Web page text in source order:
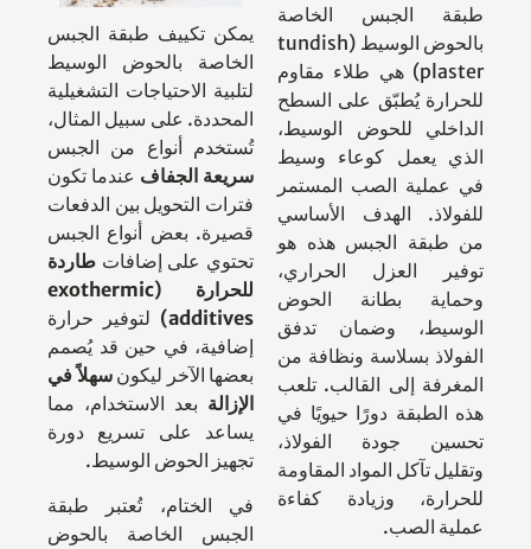
طبقة الجبس الخاصة
بالحوض الوسيط (tundish
plaster) هي طلاء مقاوم
للحرارة يُطبّق على السطح
الداخلي للحوض الوسيط،
الذي يعمل كوعاء وسيط
في عملية الصب المستمر
للفولاذ. الهدف الأساسي
من طبقة الجبس هذه هو
توفير العزل الحراري،
وحماية بطانة الحوض
الوسيط، وضمان تدفق
الفولاذ بسلاسة ونظافة من
المغرفة إلى القالب. تلعب
هذه الطبقة دورًا حيويًا في
تحسين جودة الفولاذ،
وتقليل تآكل المواد المقاومة
للحرارة، وزيادة كفاءة
عملية الصب.
يمكن تكييف طبقة الجبس
الخاصة بالحوض الوسيط
لتلبية الاحتياجات التشغيلية
المحددة. على سبيل المثال،
تُستخدم أنواع من الجبس
سريعة الجفاف عندما تكون
فترات التحويل بين الدفعات
قصيرة. بعض أنواع الجبس
تحتوي على إضافات طاردة
للحرارة (exothermic
additives)
لتوفير حرارة
إضافية، في حين قد يُصمم
بعضها الآخر ليكونسهلاً في
الإزالة بعد الاستخدام، مما
يساعد على تسريع دورة
تجهيز الحوض الوسيط.
في الختام، تُعتبر طبقة
الجبس الخاصة بالحوض